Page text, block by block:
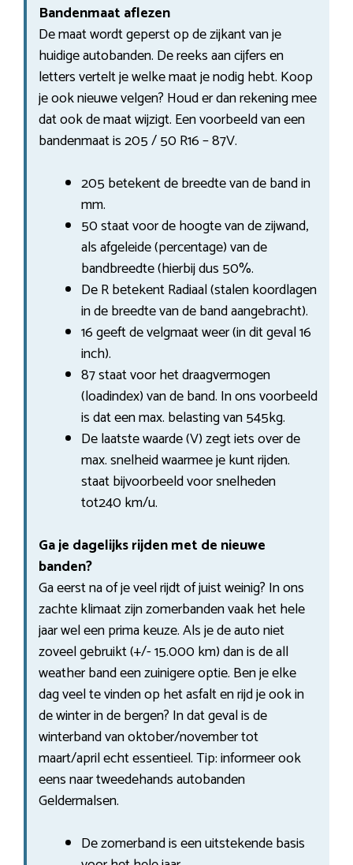
Bandenmaat aflezen
De maat wordt geperst op de zijkant van je
huidige autobanden. De reeks aan cijfers en
letters vertelt je welke maat je nodig hebt. Koop
je ook nieuwe velgen? Houd er dan rekening mee
dat ook de maat wijzigt. Een voorbeeld van een
bandenmaat is 205 / 50 R16 – 87V.
205 betekent de breedte van de band in
mm.
50 staat voor de hoogte van de zijwand,
als afgeleide (percentage) van de
bandbreedte (hierbij dus 50%.
De R betekent Radiaal (stalen koordlagen
in de breedte van de band aangebracht).
16 geeft de velgmaat weer (in dit geval 16
inch).
87 staat voor het draagvermogen
(loadindex) van de band. In ons voorbeeld
is dat een max. belasting van 545kg.
De laatste waarde (V) zegt iets over de
max. snelheid waarmee je kunt rijden.
staat bijvoorbeeld voor snelheden
tot240 km/u.
Ga je dagelijks rijden met de nieuwe
banden?
Ga eerst na of je veel rijdt of juist weinig? In ons
zachte klimaat zijn zomerbanden vaak het hele
jaar wel een prima keuze. Als je de auto niet
zoveel gebruikt (+/- 15.000 km) dan is de all
weather band een zuinigere optie. Ben je elke
dag veel te vinden op het asfalt en rijd je ook in
de winter in de bergen? In dat geval is de
winterband van oktober/november tot
maart/april echt essentieel. Tip: informeer ook
eens naar tweedehands autobanden
Geldermalsen.
De zomerband is een uitstekende basis